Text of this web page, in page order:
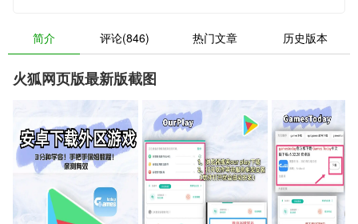
简介 评论(846) 热门文章 历史版本
火狐网页版最新版截图